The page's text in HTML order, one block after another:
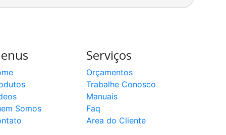
Somos
Serviços
Orçamentos
Trabalhe Conosco
Manuais
Faq
Area do Cliente